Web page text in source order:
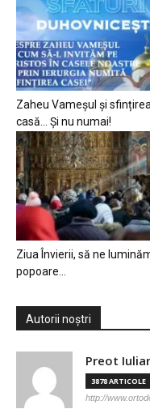
Zaheu Vameșul și
casă… Și nu numai!
Ziua Învierii, să ne
popoare…
Autorii noștri
Preot
3878 ARTICOLE
http://